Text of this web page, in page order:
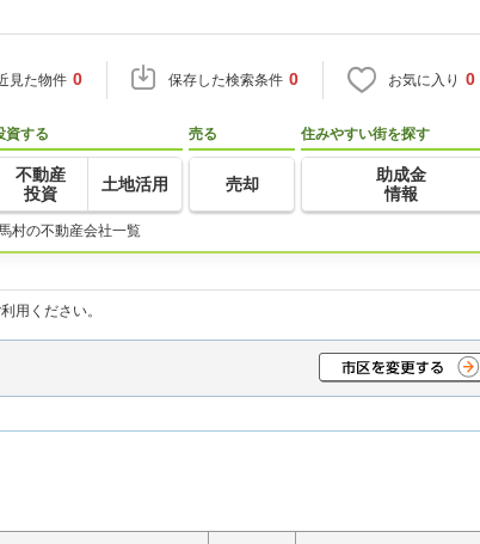
見た物件 0 保存した検索条件 0 お気に入り 0
資する
不動産
投資
土地活用
売る
売却
住みやすい街を探す
助成金
情報
村の不動産会社一覧
用ください。